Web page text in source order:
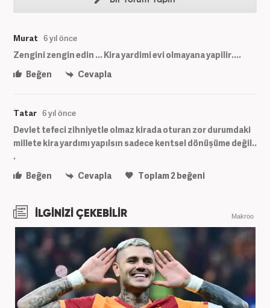
Murat 6 yıl önce
Zengini zengin edin ... Kira yardimi evi olmayana yapilir....
Beğen
Cevapla
Tatar 6 yıl önce
Devlet tefeci zihniyetle olmaz kirada oturan zor durumdaki
millete kira yardımı yapılsın sadece kentsel dönüşüme değil..
.
Beğen
Cevapla Toplam2beğeni
İLGİNİZİ ÇEKEBİLİR Makroo